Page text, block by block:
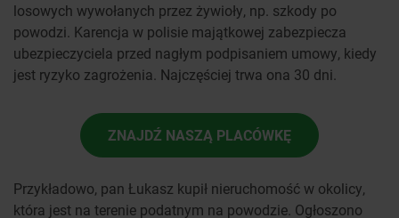
losowych wywołanych przez żywioły, np. szkody po
powodzi. Karencja w polisie majątkowej zabezpiecza
ubezpieczyciela przed nagłym podpisaniem umowy, kiedy
jest ryzyko zagrożenia. Najczęściej trwa ona 30 dni.
ZNAJDŹ NASZĄ PLACÓWKĘ
Przykładowo, pan Łukasz kupił nieruchomość w okolicy,
która jest na terenie podatnym na powodzie. Ogłoszono